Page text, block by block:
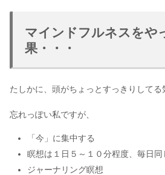
マインドフルネスをや
果・・・
たしかに、頭がちょっとすっきりしてる
忘れっぽい私ですが、
「今」に集中する
瞑想は１日５～１０分程度、毎日
ジャーナリング瞑想